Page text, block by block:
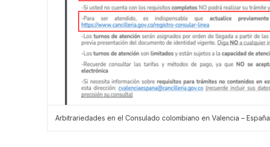
Arbitrariedades en el Consulado colombiano en Valencia – España